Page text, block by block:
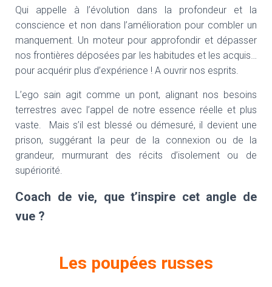
Qui appelle à l’évolution dans la profondeur et la
conscience et non dans l’amélioration pour combler un
manquement. Un moteur pour approfondir et dépasser
nos frontières déposées par les habitudes et les acquis…
pour acquérir plus d’expérience ! A ouvrir nos esprits.
L’ego sain agit comme un pont, alignant nos besoins
terrestres avec l’appel de notre essence réelle et plus
vaste. Mais s’il est blessé ou démesuré, il devient une
prison, suggérant la peur de la connexion ou de la
grandeur, murmurant des récits d’isolement ou de
supériorité.
Coach de vie, que t’inspire cet angle de
vue ?
Les poupées russes